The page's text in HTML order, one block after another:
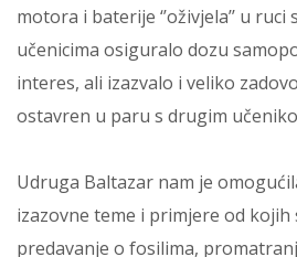
motora i baterije ‘’oživjela’’ u
učenicima osiguralo dozu
interes, ali izazvalo i veliko
ostavren u paru s drugim
Udruga Baltazar nam je
izazovne teme i primjere od kojih
predavanje o fosilima,